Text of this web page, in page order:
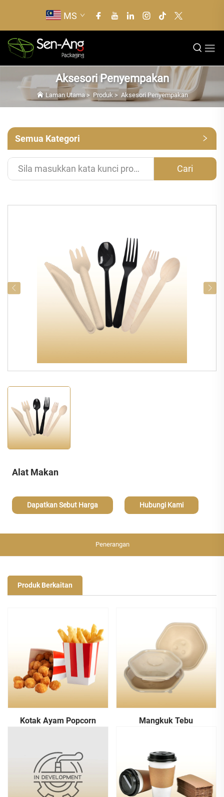
MS
Aksesori Penyempakan
Laman Utama> Produk> Aksesori Penyempakan
Semua Kategori
Cari
Alat Makan
Dapatkan Sebut Harga Hubungi Kami
Penerangan
Produk Berkaitan
Kotak Ayam Popcorn Mangkuk Tebu